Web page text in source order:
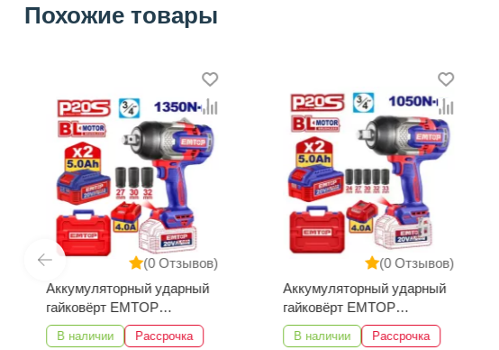
Похожие товары
(0 Отзывов)
Аккумуляторный ударный
гайковёрт EMTOP
ECIWL20135
В наличии Рассрочка
(0 Отзывов)
Аккумуляторный ударный
гайковёрт EMTOP
ECIWL20105
В наличии Рассрочка